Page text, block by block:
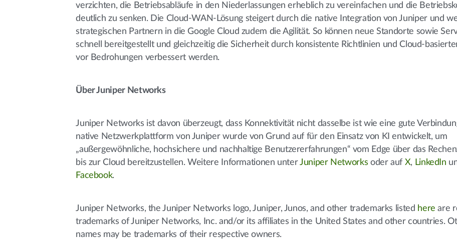
verzichten, die Betriebsabläufe in den Niederlassungen erheblich zu vereinfachen und die
deutlich zu senken. Die Cloud-WAN-Lösung steigert durch die native Integration von Juniper und
strategischen Partnern in die Google Cloud zudem die Agilität. So können neue Standorte sowie
schnell bereitgestellt und gleichzeitig die Sicherheit durch konsistente Richtlinien und Cloud-
vor Bedrohungen verbessert werden.
Über Juniper Networks
Juniper Networks ist davon überzeugt, dass Konnektivität nicht dasselbe ist wie eine gute
native Netzwerkplattform von Juniper wurde von Grund auf für den Einsatz von KI entwickelt, um
„außergewöhnliche, hochsichere und nachhaltige Benutzererfahrungen“ vom Edge über das
bis zur Cloud bereitzustellen. Weitere Informationen unterJuniper Networks oder auf X, LinkedIn
Facebook.
Juniper Networks, the Juniper Networks logo, Juniper, Junos, and other trademarks listed here are
trademarks of Juniper Networks, Inc. and/or its affiliates in the United States and other countries.
names may be trademarks of their respective owners.